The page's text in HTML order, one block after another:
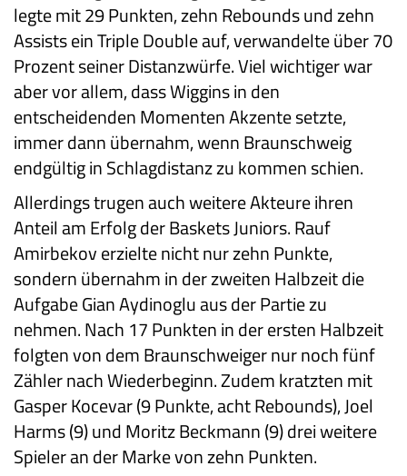
legte mit 29 Punkten, zehn Rebounds und zehn
Assists ein Triple Double auf, verwandelte über 70
Prozent seiner Distanzwürfe. Viel wichtiger war
aber vor allem, dass Wiggins in den
entscheidenden Momenten Akzente setzte,
immer dann übernahm, wenn Braunschweig
endgültig in Schlagdistanz zu kommen schien.
Allerdings trugen auch weitere Akteure ihren
Anteil am Erfolg der Baskets Juniors. Rauf
Amirbekov erzielte nicht nur zehn Punkte,
sondern übernahm in der zweiten Halbzeit die
Aufgabe Gian Aydinoglu aus der Partie zu
nehmen. Nach 17 Punkten in der ersten Halbzeit
folgten von dem Braunschweiger nur noch fünf
Zähler nach Wiederbeginn. Zudem kratzten mit
Gasper Kocevar (9 Punkte, acht Rebounds), Joel
Harms (9) und Moritz Beckmann (9) drei weitere
Spieler an der Marke von zehn Punkten.